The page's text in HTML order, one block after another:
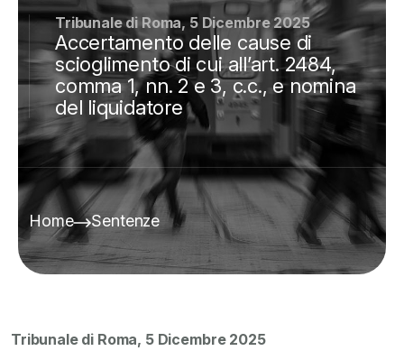
Tribunale di Roma, 5 Dicembre 2025
Accertamento delle cause di
scioglimento di cui all’art. 2484,
comma 1, nn. 2 e 3, c.c., e nomina
del liquidatore
Home Sentenze
Tribunale di Roma, 5 Dicembre 2025